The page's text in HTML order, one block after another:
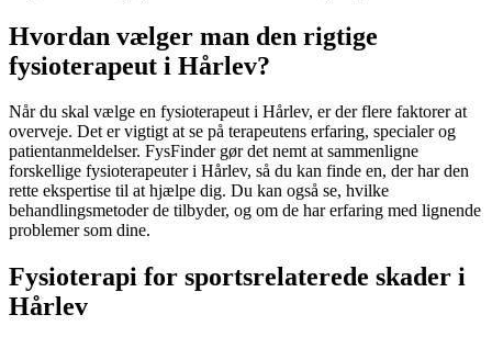
Hvordan vælger man den rigtige
fysioterapeut i Hårlev?
Når du skal vælge en fysioterapeuti Hårlev, er der flere faktorer at
overveje. Det er vigtigt at se på terapeutens erfaring, specialer og
patientanmeldelser. FysFinder gør det nemt at sammenligne
forskellige fysioterapeuter i Hårlev, så du kan finde en, der har den
rette ekspertise til at hjælpe dig. Du kan også se, hvilke
behandlingsmetoder de tilbyder, og om de har erfaring med lignende
problemer som dine.
Fysioterapi for sportsrelaterede skader i
Hårlev